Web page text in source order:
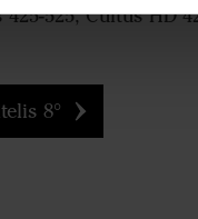
425-525, Cultus HD
8°